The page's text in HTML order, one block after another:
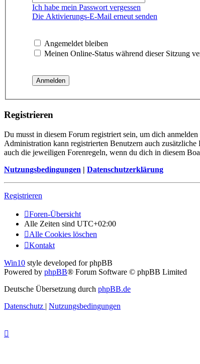
Ich habe mein Passwort vergessen
Die Aktivierungs-E-Mail erneut senden
Angemeldet bleiben
Meinen Online-Status während dieser Sitzung
Registrieren
Du musst in diesem Forum registriert sein, um dich
Administration kann registrierten Benutzern auch
auch die jeweiligen Forenregeln, wenn du dich in diesem
Nutzungsbedingungen | Datenschutzerklärung
Registrieren
Foren-Übersicht
Alle Zeiten sind UTC+02:00
Alle Cookies löschen
Kontakt
Win10 style developed for phpBB
Powered by phpBB® Forum Software © phpBB Limited
Deutsche Übersetzung durch phpBB.de
Datenschutz | Nutzungsbedingungen